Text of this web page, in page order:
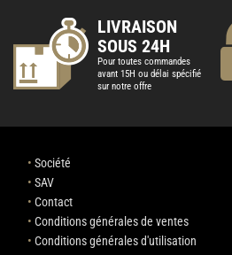
LIVRAISON
SOUS 24H
Pour toutes commandes
avant 15H ou délai spécifié
sur notre offre
• Société
• SAV
• Contact
• Conditions générales de ventes
• Conditions générales d'utilisation